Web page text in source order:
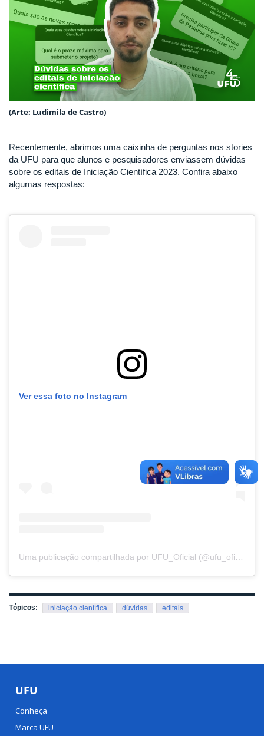
(Arte: Ludimila de Castro)
Recentemente, abrimos uma caixinha de perguntas nos stories
da UFU para que alunos e pesquisadores enviassem dúvidas
sobre os editais de Iniciação Científica 2023. Confira abaixo
algumas respostas:
Ver essa foto no Instagram
Uma publicação compartilhada por UFU_Oficial (@ufu_oficial)
Tópicos: iniciação científica dúvidas editais
UFU
Conheça
Marca UFU